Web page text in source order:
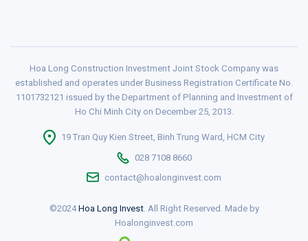
Hoa Long Construction Investment Joint Stock Company was
established and operates under Business Registration Certificate No.
1101732121 issued by the Department of Planning and Investment of
Ho Chi Minh City on December 25, 2013.
19 Tran Quy Kien Street, Binh Trung Ward, HCM City
028 7108 8660
contact@hoalonginvest.com
©2024Hoa Long Invest. All Right Reserved. Made by
Hoalonginvest.com